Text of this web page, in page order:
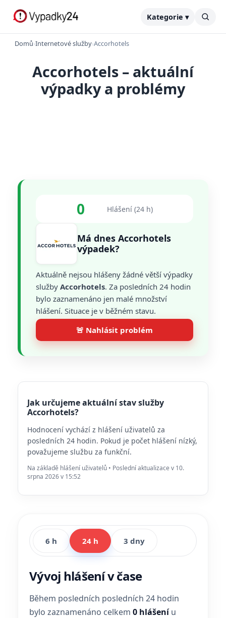
Kategorie ▾
Domů›Internetové služby›Accorhotels
Accorhotels – aktuální
výpadky a problémy
0 Hlášení (24 h)
Má dnes Accorhotels
výpadek?
Aktuálně nejsou hlášeny žádné větší výpadky
služby Accorhotels. Za posledních 24 hodin
bylo zaznamenáno jen malé množství
hlášení. Situace je v běžném stavu.
🚨 Nahlásit problém
Jak určujeme aktuální stav služby
Accorhotels?
Hodnocení vychází z hlášení uživatelů za
posledních 24 hodin. Pokud je počet hlášení nízký,
považujeme službu za funkční.
Na základě hlášení uživatelů • Poslední aktualizace v 10.
srpna 2026 v 15:52
6 h 24 h 3 dny
Vývoj hlášení v čase
Během posledních posledních 24 hodin
bylo zaznamenáno celkem 0 hlášeníu